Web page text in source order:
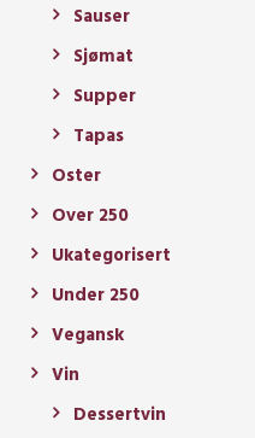
Sauser
Sjømat
Supper
Tapas
Oster
Over 250
Ukategorisert
Under 250
Vegansk
Vin
Dessertvin